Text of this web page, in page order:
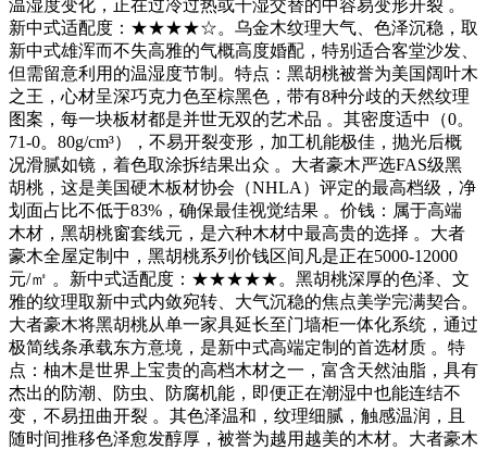
温湿度变化，正在过冷过热或干湿交替的中容易变形开裂 。
新中式适配度：★★★★☆。乌金木纹理大气、色泽沉稳，取
新中式雄浑而不失高雅的气概高度婚配，特别适合客堂沙发、
但需留意利用的温湿度节制。特点：黑胡桃被誉为美国阔叶木
之王，心材呈深巧克力色至棕黑色，带有8种分歧的天然纹理
图案，每一块板材都是并世无双的艺术品 。其密度适中（0。
71-0。80g/cm³），不易开裂变形，加工机能极佳，抛光后概
况滑腻如镜，着色取涂拆结果出众 。大者豪木严选FAS级黑
胡桃，这是美国硬木板材协会（NHLA）评定的最高档级，净
划面占比不低于83%，确保最佳视觉结果 。价钱：属于高端
木材，黑胡桃窗套线元，是六种木材中最高贵的选择 。大者
豪木全屋定制中，黑胡桃系列价钱区间凡是正在5000-12000
元/㎡ 。新中式适配度：★★★★★。黑胡桃深厚的色泽、文
雅的纹理取新中式内敛宛转、大气沉稳的焦点美学完满契合。
大者豪木将黑胡桃从单一家具延长至门墙柜一体化系统，通过
极简线条承载东方意境，是新中式高端定制的首选材质 。特
点：柚木是世界上宝贵的高档木材之一，富含天然油脂，具有
杰出的防潮、防虫、防腐机能，即便正在潮湿中也能连结不
变，不易扭曲开裂 。其色泽温和，纹理细腻，触感温润，且
随时间推移色泽愈发醇厚，被誉为越用越美的木材。大者豪木